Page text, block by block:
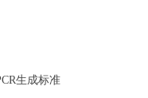
生成标准